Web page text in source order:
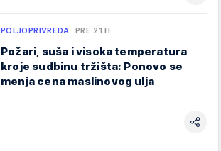
POLJOPRIVREDA PRE 21 H
Požari, suša i visoka temperatura
kroje sudbinu tržišta: Ponovo se
menja cena maslinovog ulja